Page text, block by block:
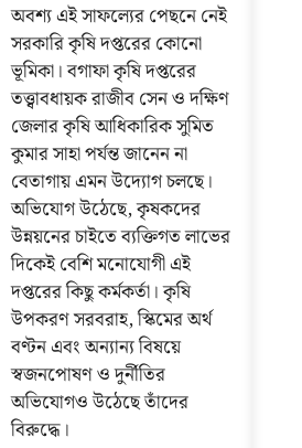
অবশ্য এই সাফল্যের পেছনে নেই
সরকারি কৃষি দপ্তরের কোনো
ভূমিকা। বগাফা কৃষি দপ্তরের
তত্ত্বাবধায়ক রাজীব সেন ও দক্ষিণ
জেলার কৃষি আধিকারিক সুমিত
কুমার সাহা পর্যন্ত জানেন না
বেতাগায় এমন উদ্যোগ চলছে।
অভিযোগ উঠেছে, কৃষকদের
উন্নয়নের চাইতে ব্যক্তিগত লাভের
দিকেই বেশি মনোযোগী এই
দপ্তরের কিছু কর্মকর্তা। কৃষি
উপকরণ সরবরাহ, স্কিমের অর্থ
বণ্টন এবং অন্যান্য বিষয়ে
স্বজনপোষণ ও দুর্নীতির
অভিযোগও উঠেছে তাঁদের
বিরুদ্ধে।